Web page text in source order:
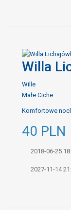
Willa
Wille
Małe Ciche
Komfortowe
40 PLN
2018-06-25
2027-11-14